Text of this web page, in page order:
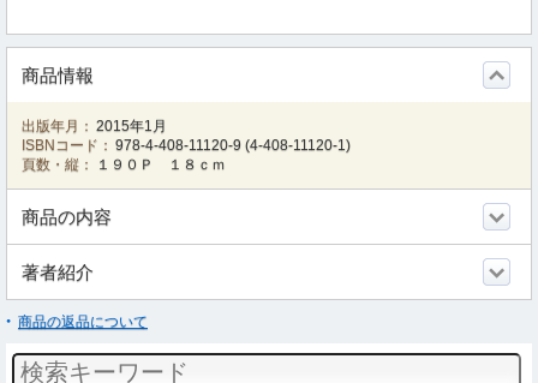
商品情報
出版年月： 2015年1月
ISBNコード： 978-4-408-11120-9 (4-408-11120-1)
頁数・縦：
１９０Ｐ １８ｃｍ
商品の内容
著者紹介
商品の返品について